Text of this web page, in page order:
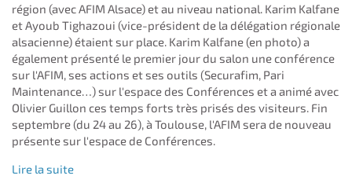
région (avec AFIM Alsace) et au niveau national. Karim Kalfane
et Ayoub Tighazoui (vice-président de la délégation régionale
alsacienne) étaient sur place. Karim Kalfane (en photo) a
également présenté le premier jour du salon une conférence
sur l'AFIM, ses actions et ses outils (Securafim, Pari
Maintenance…) sur l'espace des Conférences et a animé avec
Olivier Guillon ces temps forts très prisés des visiteurs. Fin
septembre (du 24 au 26), à Toulouse, l'AFIM sera de nouveau
présente sur l'espace de Conférences.
Lire la suite